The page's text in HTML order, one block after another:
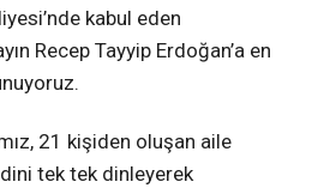
kabul eden
Recep Tayyip Erdoğan’a en
21 kişiden oluşan aile
tek tek dinleyerek